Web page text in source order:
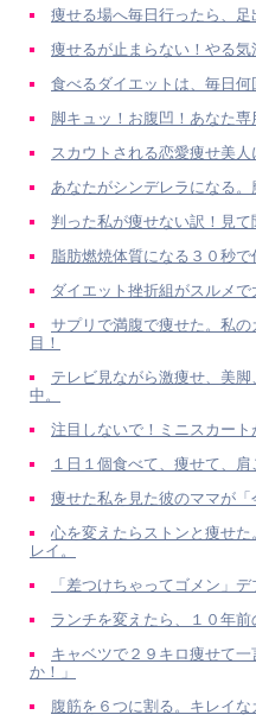
痩せる場へ毎日行ったら、
痩せるが止まらない！やる
食べるダイエットは、毎日
脚キュッ！お腹凹！あなた
スカウトされる恋愛痩せ美
あなたがシンデレラになる
判った私が痩せない訳！見
脂肪燃焼体質になる３０秒
ダイエット挫折組がスルメ
サプリで満腹で痩せた。私
目！
テレビ見ながら激痩せ、美
中。
注目しないで！ミニスカー
１日１個食べて、痩せて、
痩せた私を見た彼のママが
心を変えたらストンと痩せ
レイ。
「差つけちゃってゴメン」
ランチを変えたら、１０年前
キャベツで２９キロ痩せて
か！」
腹筋を６つに割る。キレイ